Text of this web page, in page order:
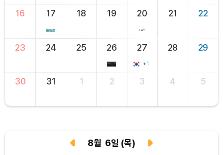
16 17 18 19 20 21 22
23 24 25 26 27
+1
28 29
30 31 1 2 3 4 5
8월 6일 (목)